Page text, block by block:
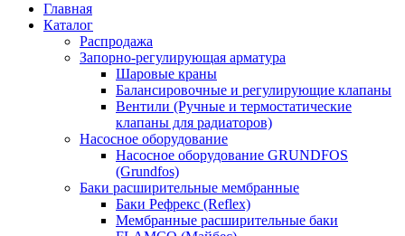
Главная
Каталог
Распродажа
Запорно-регулирующая арматура
Шаровые краны
Балансировочные и регулирующие клапаны
Вентили (Ручные и термостатические
клапаны для радиаторов)
Насосное оборудование
Насосное оборудование GRUNDFOS
(Grundfos)
Баки расширительные мембранные
Баки Рефрекс (Reflex)
Мембранные расширительные баки